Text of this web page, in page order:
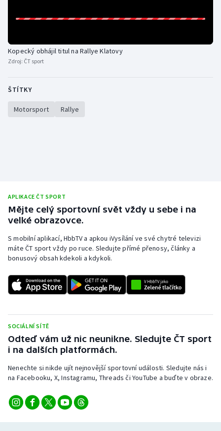
Stolní tenis
Triatlon
Vodní slalom
Volejbal
Kopecký obhájil titul na Rallye Klatovy
Zdroj: ČT sport
ŠTÍTKY
Motorsport Rallye
APLIKACE ČT SPORT
Mějte celý sportovní svět vždy u sebe i na
velké obrazovce.
S mobilní aplikací, HbbTV a apkou iVysílání ve své chytré televizi
máte ČT sport vždy po ruce. Sledujte přímé přenosy, články a
bonusový obsah kdekoli a kdykoli.
SOCIÁLNÍ SÍTĚ
Odteď vám už nic neunikne. Sledujte ČT sport
i na dalších platformách.
Nenechte si nikde ujít nejnovější sportovní události. Sledujte nás i
na Facebooku, X, Instagramu, Threads či YouTube a buďte v obraze.